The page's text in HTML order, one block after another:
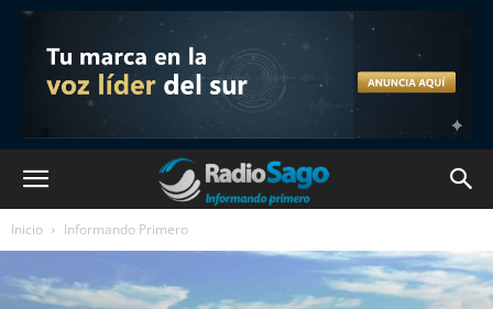
Inicio Informando Primero